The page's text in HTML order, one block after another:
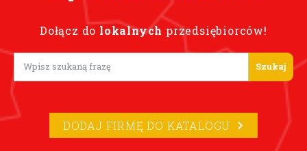
Dołącz do lokalnych przedsiębiorców!
Lorem ipsum
DODAJ FIRMĘ DO KATALOGU